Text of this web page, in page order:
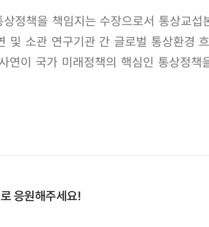
정책을 책임지는 수장으로서 통상교
및 소관 연구기관 간 글로벌 통상환경
이 국가 미래정책의 핵심인 통상정책
응원해주세요!